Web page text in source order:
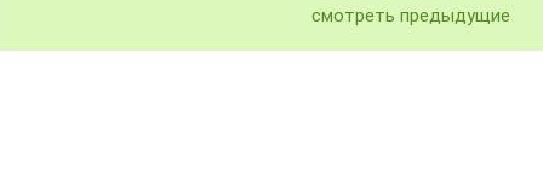
смотреть предыдущие